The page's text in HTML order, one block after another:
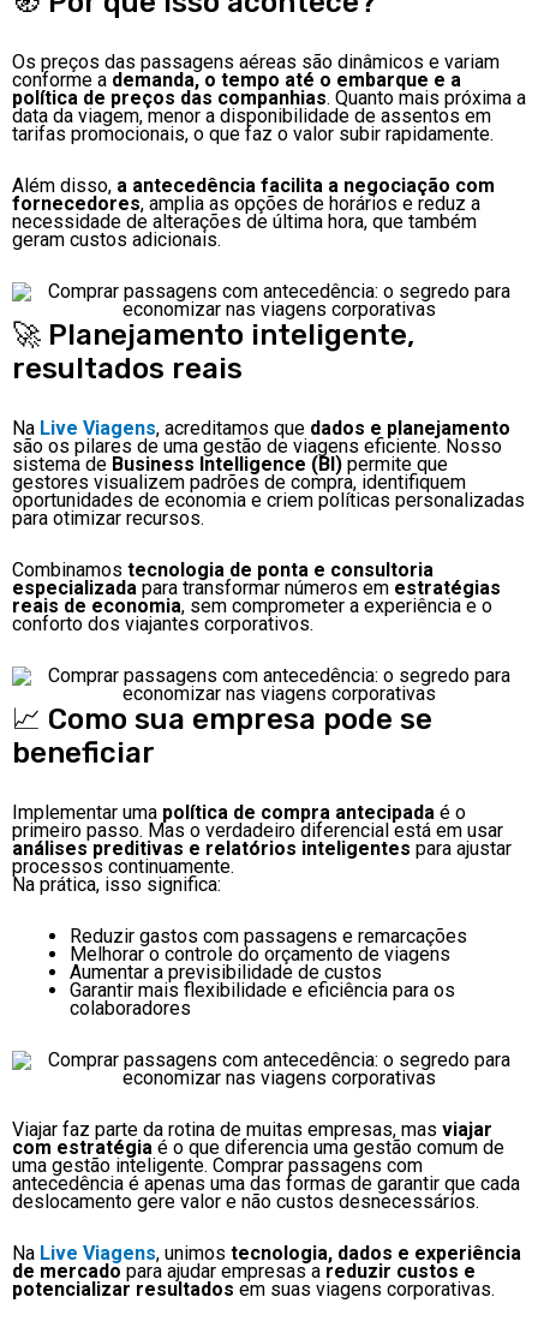
Os preços das passagens aéreas são dinâmicos e variam
conforme a demanda, o tempo até o embarque e a
política de preços das companhias. Quanto mais próxima a
data da viagem, menor a disponibilidade de assentos em
tarifas promocionais, o que faz o valor subir rapidamente.
Além disso, a antecedência facilita a negociação com
fornecedores, amplia as opções de horários e reduz a
necessidade de alterações de última hora, que também
geram custos adicionais.
🚀 Planejamento inteligente,
resultados reais
Na Live Viagens, acreditamos que dados e planejamento
são os pilares de uma gestão de viagens eficiente. Nosso
sistema de Business Intelligence (BI) permite que
gestores visualizem padrões de compra, identifiquem
oportunidades de economia e criem políticas personalizadas
para otimizar recursos.
Combinamos tecnologia de ponta e consultoria
especializada para transformar números em estratégias
reais de economia, sem comprometer a experiência e o
conforto dos viajantes corporativos.
📈 Como sua empresa pode se
beneficiar
Implementar uma política de compra antecipada é o
primeiro passo. Mas o verdadeiro diferencial está em usar
análises preditivas e relatórios inteligentes para ajustar
processos continuamente.
Na prática, isso significa:
Reduzir gastos com passagens e remarcações
Melhorar o controle do orçamento de viagens
Aumentar a previsibilidade de custos
Garantir mais flexibilidade e eficiência para os
colaboradores
Viajar faz parte da rotina de muitas empresas, mas viajar
com estratégia é o que diferencia uma gestão comum de
uma gestão inteligente. Comprar passagens com
antecedência é apenas uma das formas de garantir que cada
deslocamento gere valor e não custos desnecessários.
Na Live Viagens, unimos tecnologia, dados e experiência
de mercado para ajudar empresas a reduzir custos e
potencializar resultados em suas viagens corporativas.